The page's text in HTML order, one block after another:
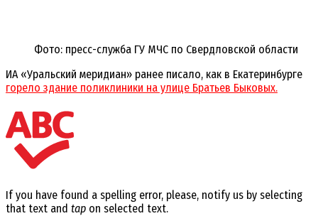
Фото: пресс-служба ГУ МЧС по Свердловской области
ИА «Уральский меридиан» ранее писало, как в Екатеринбурге
горело здание поликлиники на улице Братьев Быковых.
If you have found a spelling error, please, notify us by selecting
that text and tap on selected text.